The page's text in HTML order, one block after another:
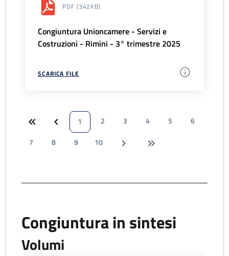
PDF (342KB)
Congiuntura Unioncamere - Servizi e
Costruzioni - Rimini - 3° trimestre 2025
SCARICA FILE
1 2 3 4 5
6
7
8 9 10
Congiuntura in sintesi
Volumi